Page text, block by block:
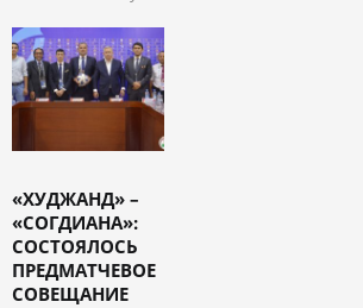
«ХУДЖАНД» –
«СОГДИАНА»:
СОСТОЯЛОСЬ
ПРЕДМАТЧЕВОЕ
СОВЕЩАНИЕ